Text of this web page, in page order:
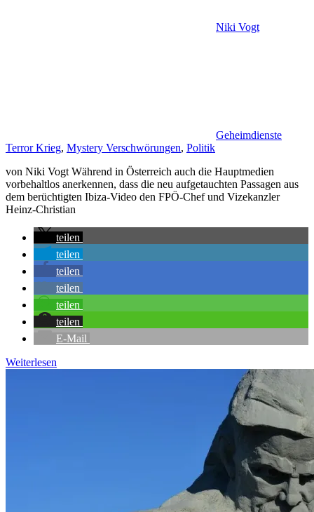
Niki Vogt
Geheimdienste
Terror Krieg, Mystery Verschwörungen, Politik
von Niki Vogt Während in Österreich auch die Hauptmedien
vorbehaltlos anerkennen, dass die neu aufgetauchten Passagen aus
dem berüchtigten Ibiza-Video den FPÖ-Chef und Vizekanzler
Heinz-Christian
teilen
teilen
teilen
teilen
teilen
teilen
E-Mail
Weiterlesen